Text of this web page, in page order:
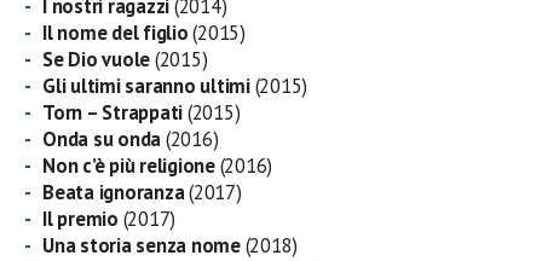
I nostri ragazzi(2014)
Il nome del figlio(2015)
Se Dio vuole(2015)
Gli ultimi saranno ultimi(2015)
Torn – Strappati(2015)
Onda su onda(2016)
Non c’è più religione(2016)
Beata ignoranza(2017)
Il premio (2017)
Una storia senza nome(2018)